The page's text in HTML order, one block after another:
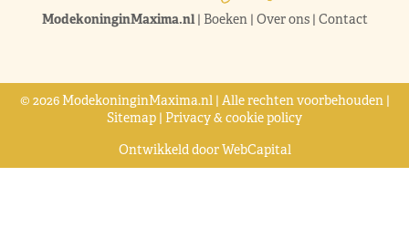
ModekoninginMaxima.nl| Boeken| Over ons| Contact
© 2026 ModekoninginMaxima.nl | Alle rechten voorbehouden |
Sitemap | Privacy & cookie policy
Ontwikkeld doorWebCapital